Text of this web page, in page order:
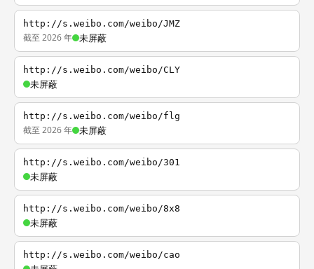
http://s.weibo.com/weibo/JMZ
截至 2026 年 未屏蔽
http://s.weibo.com/weibo/CLY
未屏蔽
http://s.weibo.com/weibo/flg
截至 2026 年 未屏蔽
http://s.weibo.com/weibo/301
未屏蔽
http://s.weibo.com/weibo/8x8
未屏蔽
http://s.weibo.com/weibo/cao